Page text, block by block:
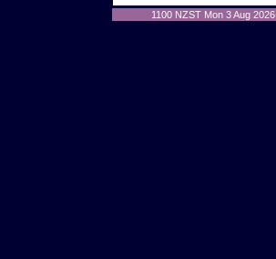
1100 NZST Mon 3 Aug 2026